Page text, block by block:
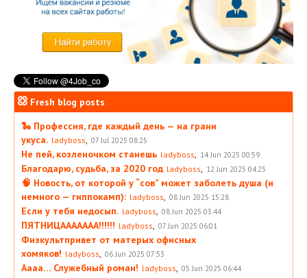
Fresh blog posts
🐍 Профессия, где каждый день — на грани
укуса. ladyboss, 07 Jul 2025 08:25
Не пей, козленочком станешь ladyboss, 14 Jun 2025 00:59
Благодарю, судьба, за 2020 год ladyboss, 12 Jun 2025 04:25
🧠 Новость, от которой у “сов” может заболеть душа (и
немного — гиппокамп): ladyboss, 08 Jun 2025 15:28
Если у тебя недосып. ladyboss, 08 Jun 2025 03:44
ПЯТНИЦААААААА!!!!!! ladyboss, 07 Jun 2025 06:01
Физкультпривет от матерых офисных
хомяков! ladyboss, 06 Jun 2025 07:53
Аааа… Служебный роман! ladyboss, 05 Jun 2025 06:44